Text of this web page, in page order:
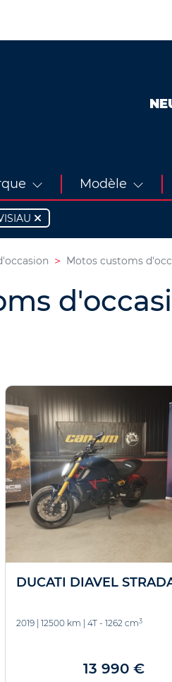
Modèle
Motos customs
DUCATI DIAVEL
2019| 12500 km 4T - 1262 cm3
13 990 €